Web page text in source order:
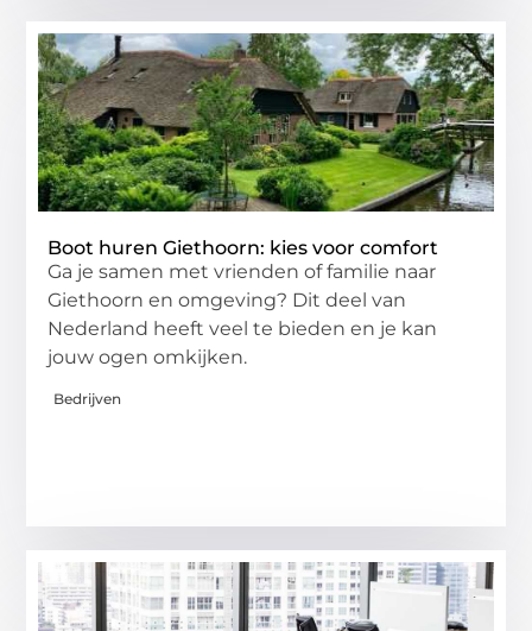
Boot huren Giethoorn: kies voor comfort
Ga je samen met vrienden of familie naar
Giethoorn en omgeving? Dit deel van
Nederland heeft veel te bieden en je kan
jouw ogen omkijken.
Bedrijven